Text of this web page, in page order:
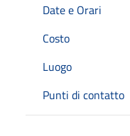
Date e Orari
Costo
Luogo
Punti di contatto